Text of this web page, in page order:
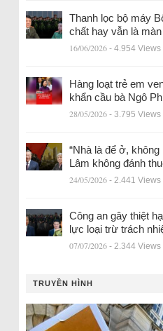
Thanh lọc bộ máy
chất hay vẫn là
16/06/2026 - 4.954 Views
Hàng loạt trẻ em
khẩn cầu bà Ngô
28/05/2026 - 3.795 Views
“Nhà là để ở,
Lâm không đánh
24/05/2026 - 2.441 Views
Công an gây thiệt
lực loại trừ trách
07/07/2026 - 2.344 Views
TRUYỀN HÌNH